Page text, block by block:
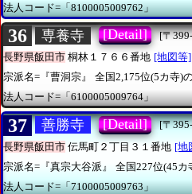
法人コード=「8100005009762」
36 専養寺 [Detail]
[〒
長野県飯田市 桐林１７６６番地 [地図等]
宗派名=『曹洞宗』
全国2,175位(5カ寺)
法人コード=「6100005009764」
37 善勝寺 [Detail]
[〒
長野県飯田市 伝馬町２丁目３１番地 [地
宗派名=『真宗大谷派』
全国227位(45カ
法人コード=「7100005009763」